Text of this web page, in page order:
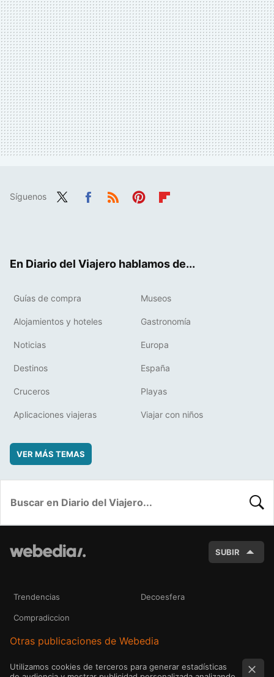
Síguenos
En Diario del Viajero hablamos de...
Guías de compra Museos
Alojamientos y hoteles Gastronomía
Noticias Europa
Destinos España
Cruceros Playas
Aplicaciones viajeras Viajar con niños
VER MÁS TEMAS
SUBIR
Trendencias Decoesfera
Compradiccion
Otras publicaciones de Webedia
Utilizamos cookies de terceros para generar estadísticas